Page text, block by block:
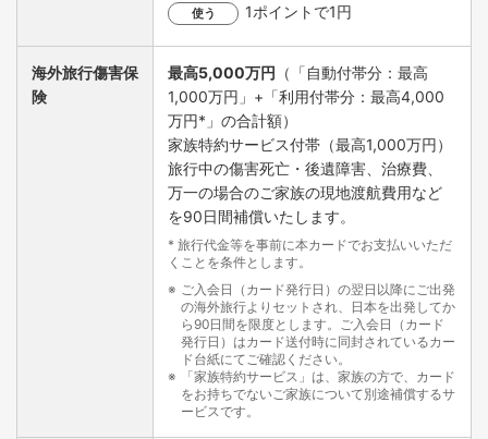
使う 1ポイントで1円
海外旅行傷害保
険
最高5,000万円 （「自動付帯分：最高
1,000万円」+「利用付帯分：最高4,000
万円*」の合計額）
家族特約サービス付帯（最高1,000万円）
旅行中の傷害死亡・後遺障害、治療費、
万一の場合のご家族の現地渡航費用など
を90日間補償いたします。
* 旅行代金等を事前に本カードでお支払いいただ
くことを条件とします。
ご入会日（カード発行日）の翌日以降にご出発
の海外旅行よりセットされ、日本を出発してか
ら90日間を限度とします。ご入会日（カード
発行日）はカード送付時に同封されているカー
ド台紙にてご確認ください。
「家族特約サービス」は、家族の方で、カード
をお持ちでないご家族について別途補償するサ
ービスです。